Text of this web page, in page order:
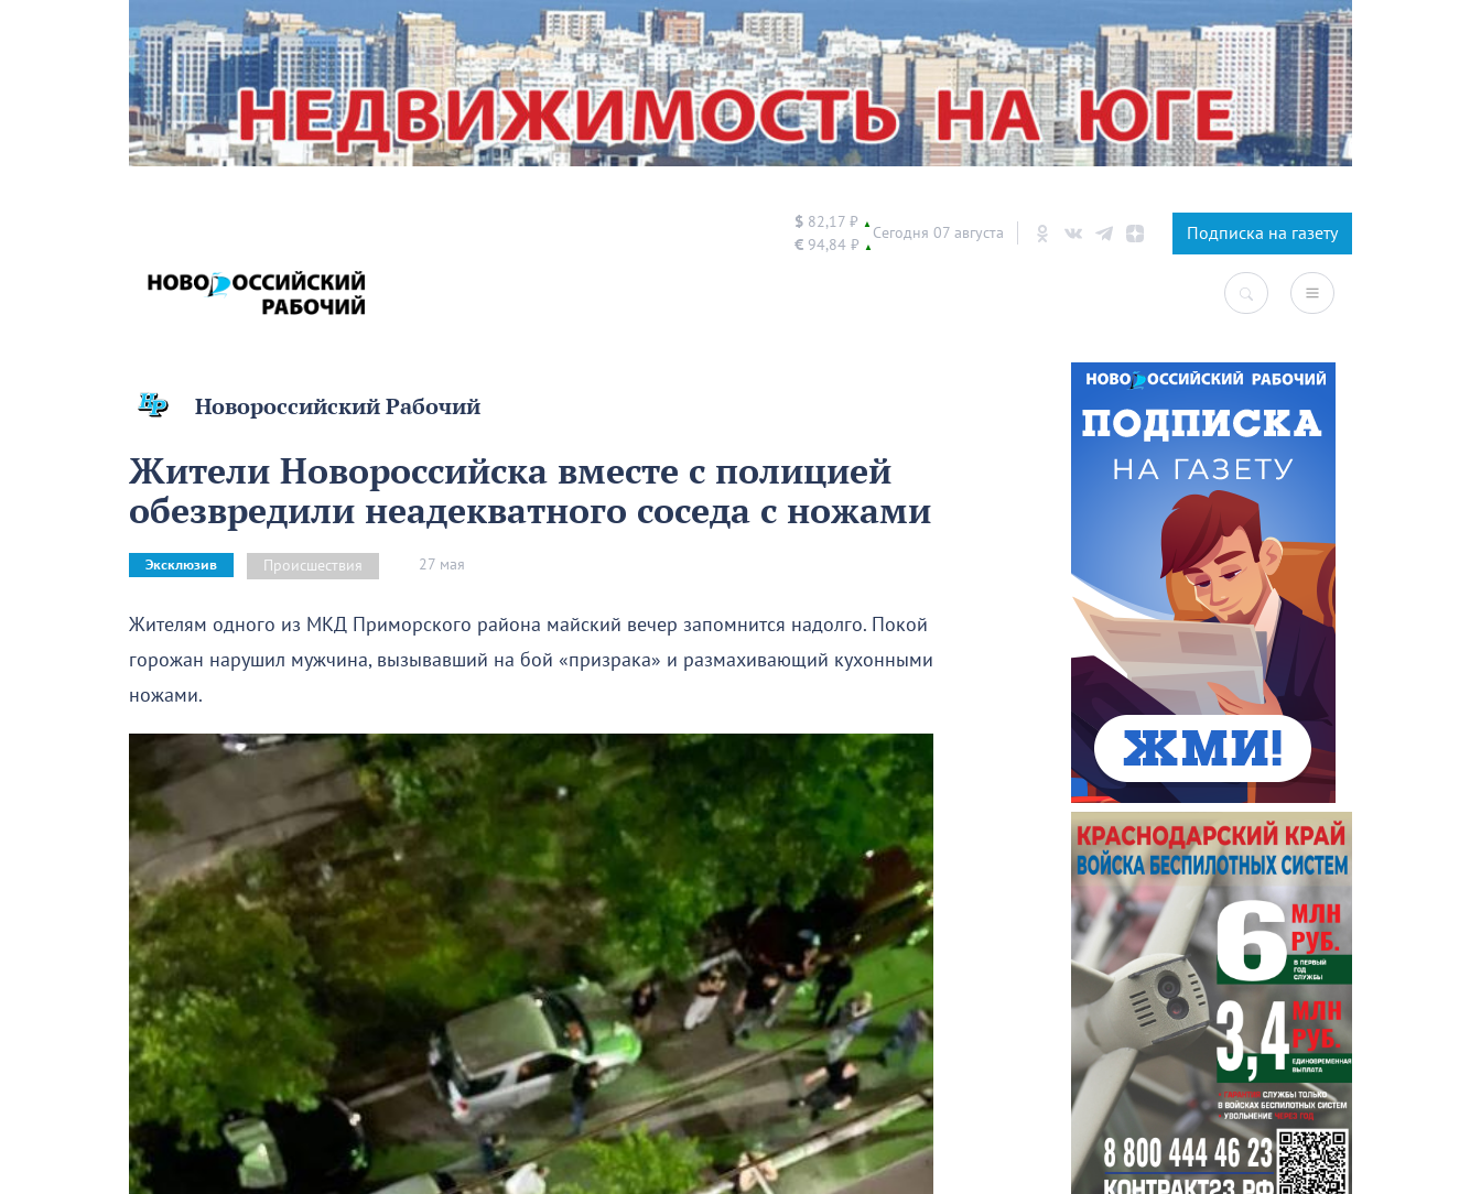
$ 82,17 ₽ ▲
€ 94,84 ₽ ▲
Сегодня 07 августа Подписка на газету
Новороссийский Рабочий
Жители Новороссийска вместе с полицией
обезвредили неадекватного соседа с ножами
Эксклюзив Происшествия 27 мая
Жителям одного из МКД Приморского района майский вечер запомнится надолго. Покой
горожан нарушил мужчина, вызывавший на бой «призрака» и размахивающий кухонными
ножами.